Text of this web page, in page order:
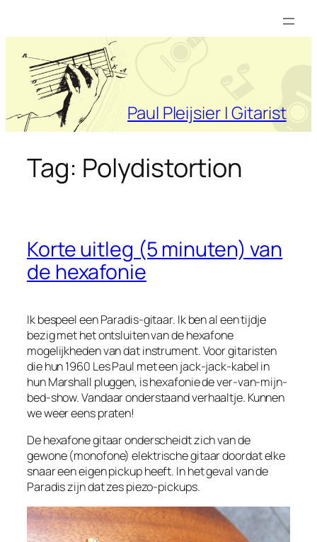
inhoud
Paul Pleijsier | Gitarist
Tag: Polydistortion
Korte uitleg (5 minuten) van
de hexafonie
Ik bespeel een Paradis-gitaar. Ik ben al een tijdje
bezig met het ontsluiten van de hexafone
mogelijkheden van dat instrument. Voor gitaristen
die hun 1960 Les Paul met een jack-jack-kabel in
hun Marshall pluggen, is hexafonie de ver-van-mijn-
bed-show. Vandaar onderstaand verhaaltje. Kunnen
we weer eens praten!
De hexafone gitaar onderscheidt zich van de
gewone (monofone) elektrische gitaar doordatelke
snaar een eigen pickupheeft. In het geval van de
Paradis zijn dat zes piezo-pickups.